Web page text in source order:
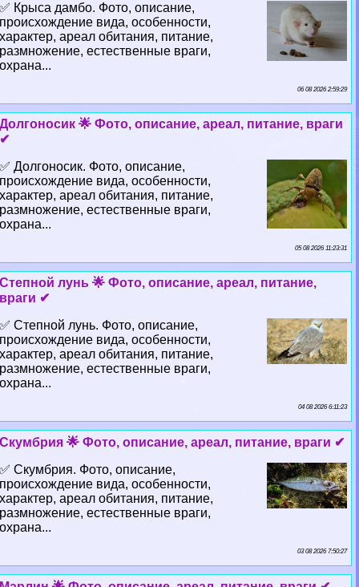
✅ Крыса дамбо. Фото, описание,
происхождение вида, особенности,
хаpaктер, ареал обитания, питание,
размножение, естественные враги,
охрана...
06 08 2026 2:59:29
Долгоносик 🌟 Фото, описание, ареал, питание, враги
✔
✅ Долгоносик. Фото, описание,
происхождение вида, особенности,
хаpaктер, ареал обитания, питание,
размножение, естественные враги,
охрана...
05 08 2026 11:23:31
Степной лунь 🌟 Фото, описание, ареал, питание,
враги ✔
✅ Степной лунь. Фото, описание,
происхождение вида, особенности,
хаpaктер, ареал обитания, питание,
размножение, естественные враги,
охрана...
04 08 2026 6:11:23
Скумбрия 🌟 Фото, описание, ареал, питание, враги ✔
✅ Скумбрия. Фото, описание,
происхождение вида, особенности,
хаpaктер, ареал обитания, питание,
размножение, естественные враги,
охрана...
03 08 2026 7:50:27